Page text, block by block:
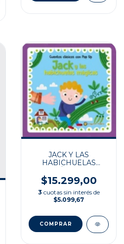
JACK Y LAS
HABICHUELAS
$15.299,00
3 cuotas sin interés de
$5.099,67